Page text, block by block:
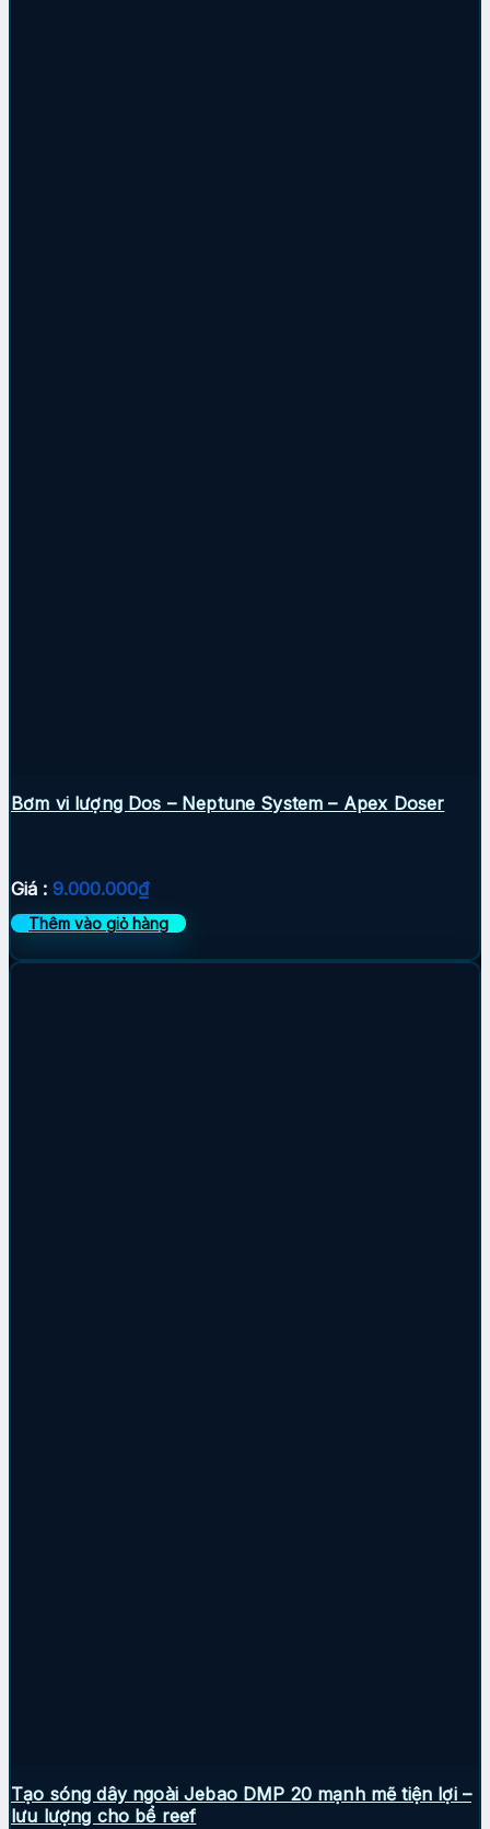
Bơm vi lượng Dos – Neptune System – Apex Doser
Giá : 9.000.000₫
Thêm vào giỏ hàng
Tạo sóng dây ngoài Jebao DMP 20 mạnh mẽ tiện lợi –
lưu lượng cho bể reef